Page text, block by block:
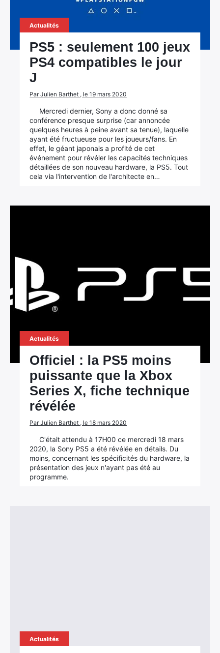
Actualités
PS5 : seulement 100 jeux
PS4 compatibles le jour
J
Par Julien Barthet , le 19 mars 2020
Mercredi dernier, Sony a donc donné sa
conférence presque surprise (car annoncée
quelques heures à peine avant sa tenue), laquelle
ayant été fructueuse pour les joueurs/fans. En
effet, le géant japonais a profité de cet
événement pour révéler les capacités techniques
détaillées de son nouveau hardware, la PS5. Tout
cela via l'intervention de l'architecte en…
Actualités
Officiel : la PS5 moins
puissante que la Xbox
Series X, fiche technique
révélée
Par Julien Barthet , le 18 mars 2020
C'était attendu à 17H00 ce mercredi 18 mars
2020, la Sony PS5 a été révélée en détails. Du
moins, concernant les spécificités du hardware, la
présentation des jeux n'ayant pas été au
programme.
Actualités